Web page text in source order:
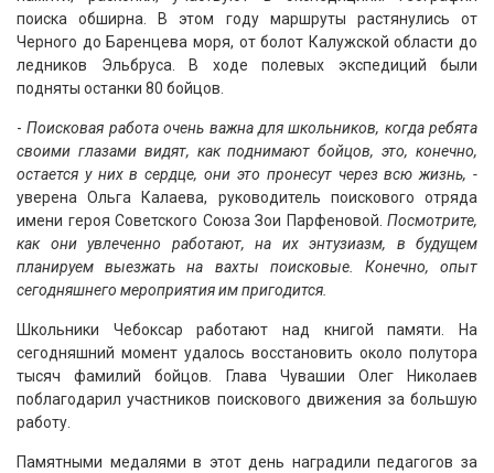
поиска обширна. В этом году маршруты растянулись от
Черного до Баренцева моря, от болот Калужской области до
ледников Эльбруса. В ходе полевых экспедиций были
подняты останки 80 бойцов.
-Поисковая работа очень важна для школьников, когда ребята
своими глазами видят, как поднимают бойцов, это, конечно,
остается у них в сердце, они это пронесут через всю жизнь, -
уверена Ольга Калаева, руководитель поискового отряда
имени героя Советского Союза Зои Парфеновой. Посмотрите,
как они увлеченно работают, на их энтузиазм, в будущем
планируем выезжать на вахты поисковые. Конечно, опыт
сегодняшнего мероприятия им пригодится.
Школьники Чебоксар работают над книгой памяти. На
сегодняшний момент удалось восстановить около полутора
тысяч фамилий бойцов. Глава Чувашии Олег Николаев
поблагодарил участников поискового движения за большую
работу.
Памятными медалями в этот день наградили педагогов за